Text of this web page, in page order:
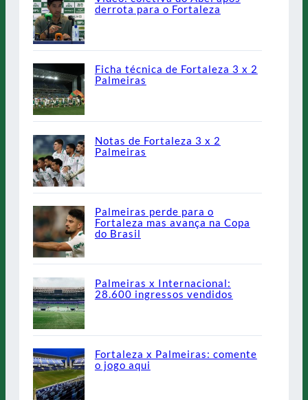
derrota para o Fortaleza
Ficha técnica de Fortaleza 3 x 2
Palmeiras
Notas de Fortaleza 3 x 2
Palmeiras
Palmeiras perde para o
Fortaleza mas avança na Copa
do Brasil
Palmeiras x Internacional:
28.600 ingressos vendidos
Fortaleza x Palmeiras: comente
o jogo aqui